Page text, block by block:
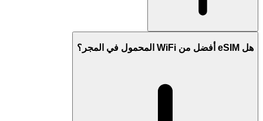
هل eSIM أفضل من WiFi المحمول في المجر؟